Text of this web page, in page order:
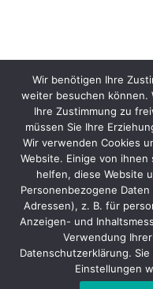
Wir benötigen Ihre
weiter besuchen können.
Ihre Zustimmung zu
müssen Sie Ihre
Wir verwenden Cookies
Website. Einige von
helfen, diese Website
Personenbezogene
Adressen), z. B. für
Anzeigen- und
Verwendung
Datenschutzerklärung.
Einstellungen